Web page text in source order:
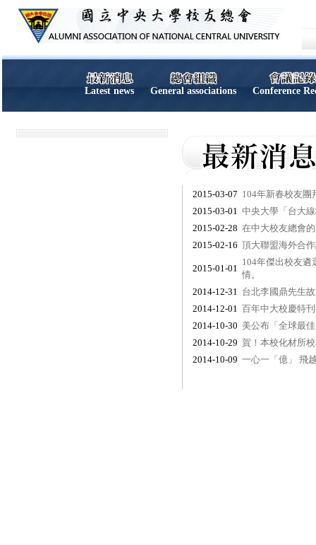
Latest news General associations Conference
2015-03-07 104年新春校友團
2015-03-01 中央大學「台大
2015-02-28 在中大校友總會
2015-02-16 頂大聯盟海外合
2015-01-01
104年傑出校友遴
情。
2014-12-31 台北李國鼎先生
2014-12-01 百年中大校慶特
2014-10-30 美公布「全球最
2014-10-29 賀！本校化材所
2014-10-09 一心一「億」 飛